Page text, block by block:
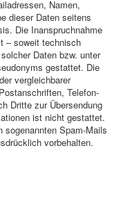
Namen,
dieser Daten seitens
Die Inanspruchnahme
– soweit technisch
Daten bzw. unter
gestattet. Die
vergleichbarer
Telefon-
Dritte zur Übersendung
ist nicht gestattet.
sogenannten Spam-Mails
vorbehalten.